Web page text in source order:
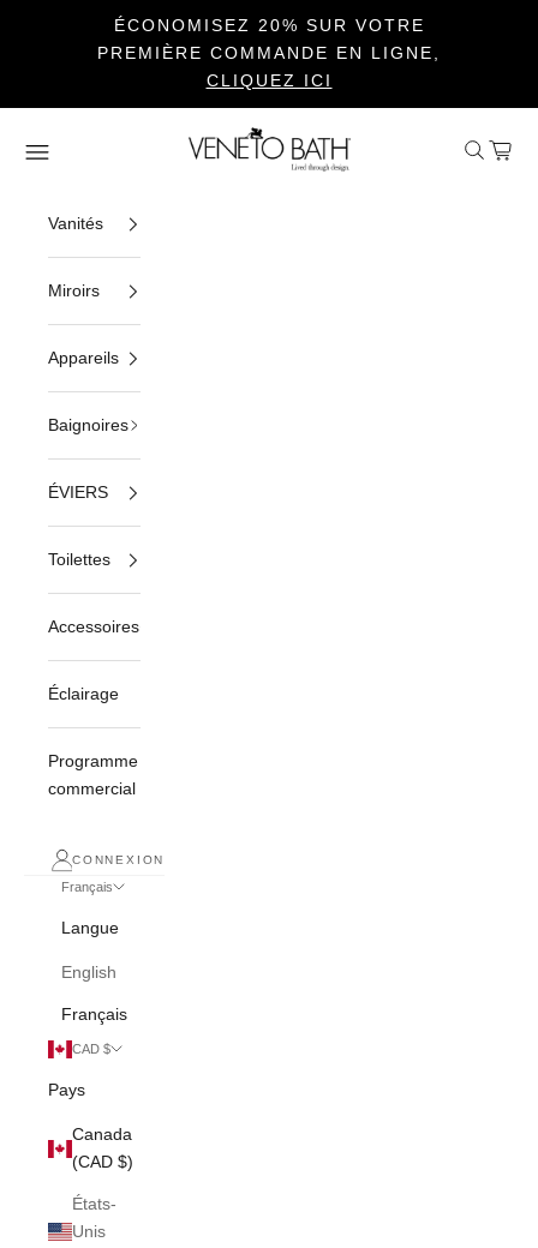
ÉCONOMISEZ 20% SUR VOTRE
PREMIÈRE COMMANDE EN LIGNE,
CLIQUEZ ICI
Veneto Bath
Ouvrir la navigation Ouvrir la
Voir
Vanités
Miroirs
Appareils
Baignoires
ÉVIERS
Toilettes
Accessoires
Éclairage
Programme
commercial
CONNEXION
CAD $
Pays
Canada
(CAD $)
États-
Unis
Français
Langue
English
Français